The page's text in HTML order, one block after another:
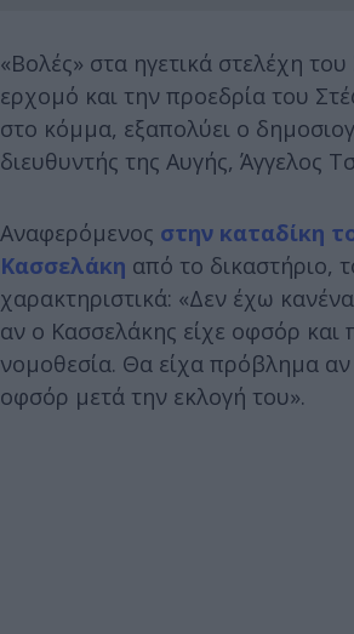
«Βολές» στα ηγετικά στελέχη του
ερχομό και την προεδρία του
στο κόμμα, εξαπολύει ο
διευθυντής της Αυγής, Άγγελος
Αναφερόμενος στην καταδίκη
Κασσελάκη από το δικαστήριο,
χαρακτηριστικά: «Δεν έχω
αν ο Κασσελάκης είχε οφσόρ και
νομοθεσία. Θα είχα πρόβλημα αν
οφσόρ μετά την εκλογή του».